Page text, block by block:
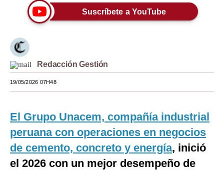
Estilos
Mundo
EEUU
México
Internacional
Tecnología
Club del Suscriptor
Suscríbete a YouTube
Redacción Gestión
19/05/2026 07H48
El Grupo Unacem, compañía industrial
peruana con operaciones en negocios
de cemento, concreto y energía, inició
el 2026 con un mejor desempeño de